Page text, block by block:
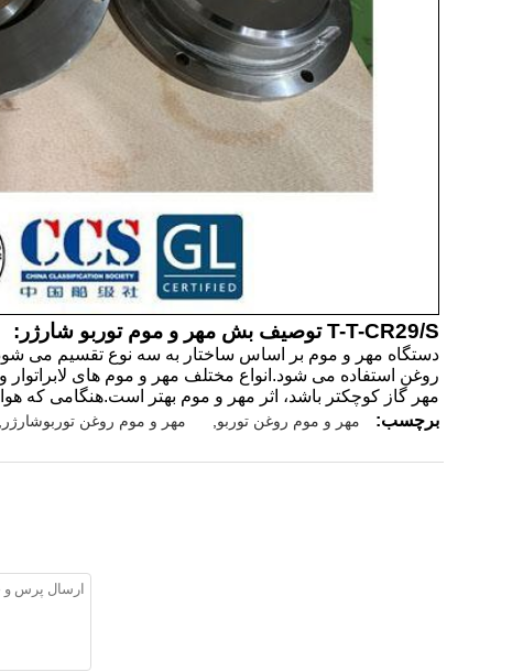
T-T-CR29/S توصیف بش مهر و موم توربو شارژر:
دستگاه مهر و موم بر اساس ساختار به سه نوع تقسیم می شود:
روغن استفاده می شود.انواع مختلف مهر و موم های
مهر گاز کوچکتر باشد، اثر مهر و موم بهتر است.هنگامی که
برچسب:
مهر و موم روغن توربو مهر و موم روغن توربوشارژر